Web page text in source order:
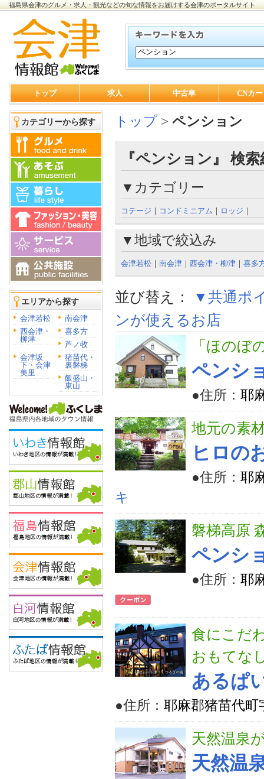
福島県会津のグルメ・求人・観光などの旬な情報をお届けする会津のポータルサイト
トップ 求人 中古車 CNカ
カテゴリーから探す
エリアから探す
会津若松
南会津
西会津・
柳津
喜多方
芦ノ牧
会津坂
下・会津
美里
猪苗代・
裏磐梯
飯盛山・
東山
トップ > ペンション
『ペンション』 検
▼カテゴリー
コテージ ｜ コンドミニアム ｜ ロッジ ｜
▼地域で絞込み
会津若松 ｜ 南会津 ｜ 西会津・柳津 ｜ 喜多
並び替え：
▼共通ポ
ンが使えるお店
「ほのぼ
ペンシ
●住所： 耶
地元の素
ヒロの
●住所： 耶
キ
磐梯高原
ペンシ
●住所： 耶
食にこだ
おもてな
あるぱ
●住所： 耶麻郡猪苗代町
天然温泉
天然温